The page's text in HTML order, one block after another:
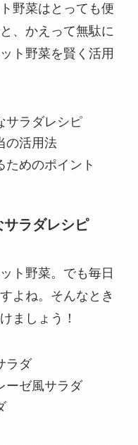
野菜はとっても便
、かえって無駄に
ト野菜を賢く活用
サラダレシピ
の活用法
ためのポイント
サラダレシピ
ト野菜。でも毎日
よね。そんなとき
ましょう！
ラダ
ーゼ風サラダ